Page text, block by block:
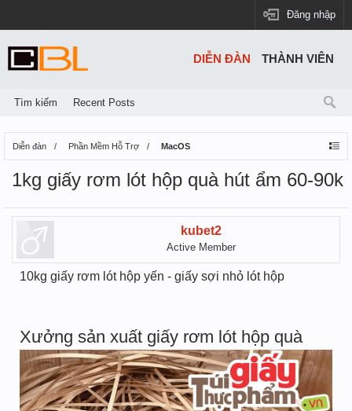
Đăng nhập
Diễn đàn Phần Mềm Hỗ Trợ MacOS
1kg giấy rơm lót hộp quà hút ẩm 60-90k
kubet2
Active Member
10kg giấy rơm lót hộp yến - giấy sợi nhỏ lót hộp
Xưởng sản xuất giấy rơm lót hộp quà
DIỄN ĐÀN
Tìm kiếm Recent Posts
THÀNH VIÊN